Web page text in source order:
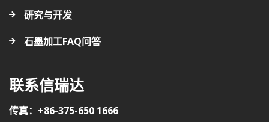
研究与开发
石墨加工FAQ问答
联系信瑞达
传真：+86-375-650 1666